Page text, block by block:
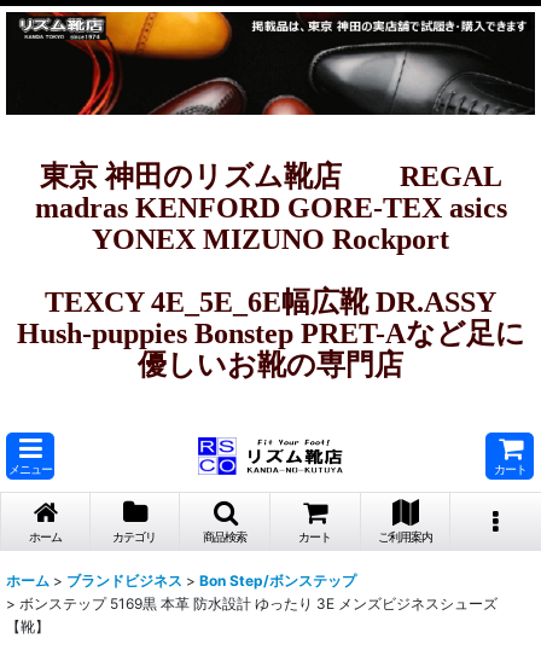
東京 神田のリズム靴店 REGAL
madras KENFORD GORE-TEX asics
YONEX MIZUNO Rockport
TEXCY 4E_5E_6E幅広靴 DR.ASSY
Hush-puppies Bonstep PRET-Aなど足に
優しいお靴の専門店
メニュー カート
ホーム カテゴリ 商品検索 カート ご利用案内
ホーム > ブランドビジネス > Bon Step/ボンステップ
> ボンステップ 5169黒 本革 防水設計 ゆったり 3E メンズビジネスシューズ
【靴】